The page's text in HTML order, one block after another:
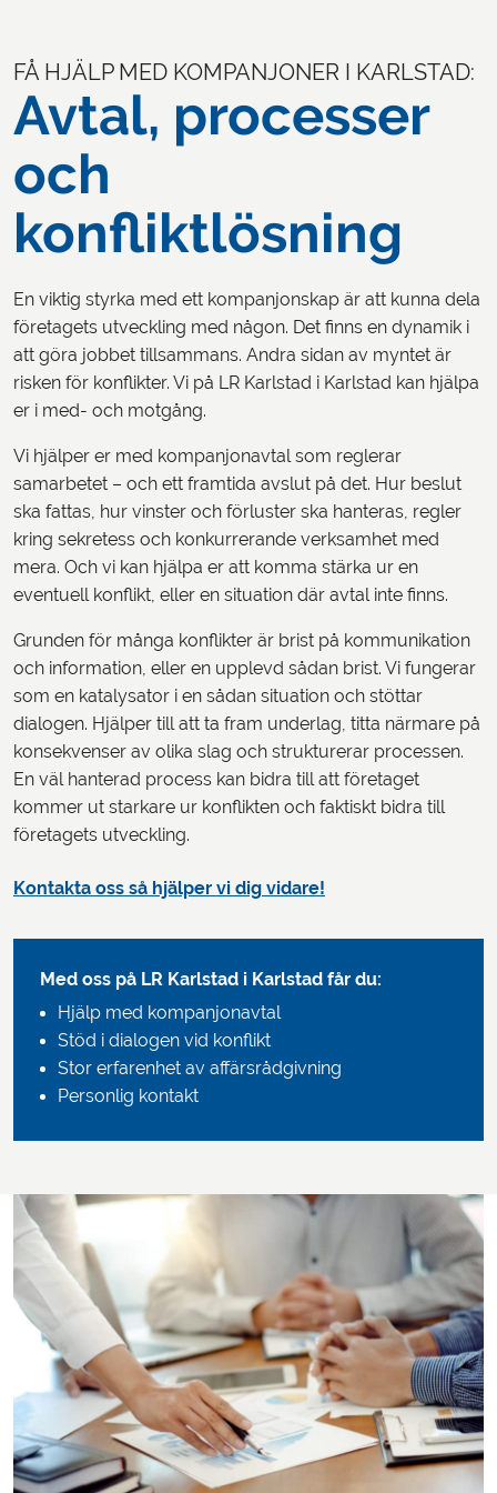
LOGGA IN
FÅ HJÄLP MED KOMPANJONER I KARLSTAD:
Avtal, processer
och
konfliktlösning
En viktig styrka med ett kompanjonskap är att kunna dela
företagets utveckling med någon. Det finns en dynamik i
att göra jobbet tillsammans. Andra sidan av myntet är
risken för konflikter. Vi på LR Karlstad i Karlstad kan hjälpa
er i med- och motgång.
Vi hjälper er med kompanjonavtal som reglerar
samarbetet – och ett framtida avslut på det. Hur beslut
ska fattas, hur vinster och förluster ska hanteras, regler
kring sekretess och konkurrerande verksamhet med
mera. Och vi kan hjälpa er att komma stärka ur en
eventuell konflikt, eller en situation där avtal inte finns.
Grunden för många konflikter är brist på kommunikation
och information, eller en upplevd sådan brist. Vi fungerar
som en katalysator i en sådan situation och stöttar
dialogen. Hjälper till att ta fram underlag, titta närmare på
konsekvenser av olika slag och strukturerar processen.
En väl hanterad process kan bidra till att företaget
kommer ut starkare ur konflikten och faktiskt bidra till
företagets utveckling.
Kontakta oss så hjälper vi dig vidare!
Med oss på LR Karlstad i Karlstad får du:
Hjälp med kompanjonavtal
Stöd i dialogen vid konflikt
Stor erfarenhet av affärsrådgivning
Personlig kontakt